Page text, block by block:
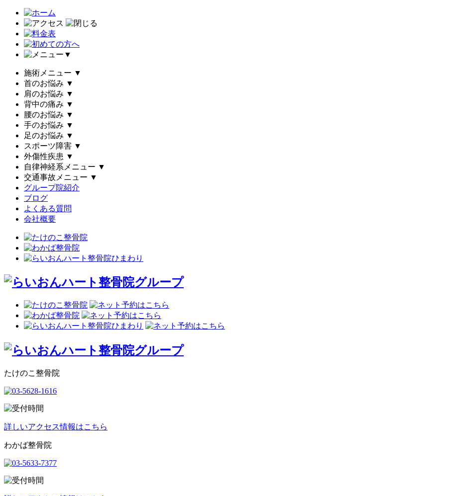
▼
施術メニュー ▼
首のお悩み ▼
肩のお悩み ▼
背中の痛み ▼
腰のお悩み ▼
手のお悩み ▼
足のお悩み ▼
スポーツ障害 ▼
外傷性疾患 ▼
自律神経系メニュー ▼
交通事故メニュー ▼
グループ院紹介
ブログ
よくある質問
会社概要
たけのこ整骨院
詳しいアクセス情報はこちら
わかば整骨院